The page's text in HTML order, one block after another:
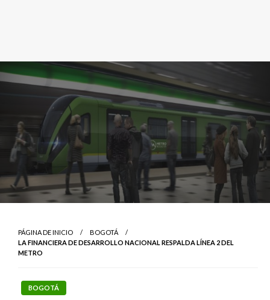
PÁGINA DE INICIO
BOGOTÁ
LA FINANCIERA DE DESARROLLO NACIONAL RESPALDA LÍNEA 2 DEL
METRO
BOGOTÁ